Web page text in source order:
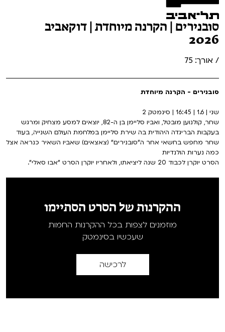
סובנירים | הקרנה מיוחדת | דוקאביב
2026
/ אורך: 75
סובנירים - הקרנה מיוחדת
שני | 1.6 | 16:45 | סינמטק 2
שחר, קולנוען מובטל, ואביו סליימן בן ה-82, יוצאים למסע מצחיק ומרגש
בעקבות הבריגדה היהודית בה שירת סליימן במלחמת העולם השנייה, בעוד
שחר מחפש בחשאי אחר ה"סובנירים" (צאצאים) שאביו השאיר כנראה אצל
כמה נערות הולנדיות
הסרט יוקרן לכבוד 20 שנה ליציאתו, ולאחריו יוקרן הסרט "אבו סאלי".
ההקרנות של הסרט הסתיימו
מוזמנים לצפות בכל ההקרנות החמות
שעכשיו בסינמטק
לרכישה